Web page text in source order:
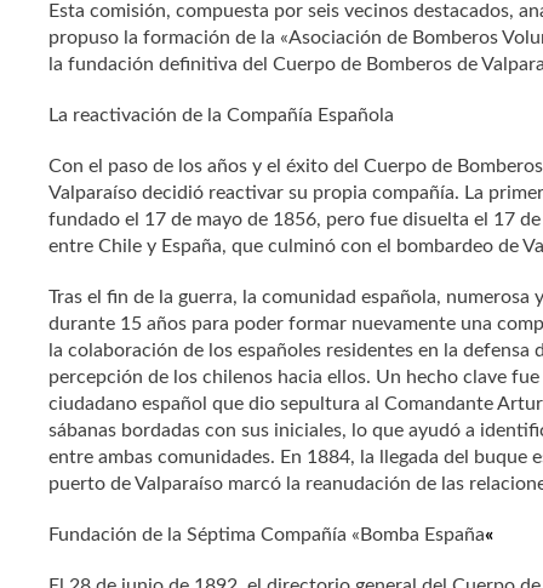
Esta comisión, compuesta por seis vecinos destacados,
propuso la formación de la «Asociación de Bomberos
la fundación definitiva del Cuerpo de Bomberos de
La reactivación de la Compañía Española
Con el paso de los años y el éxito del Cuerpo de
Valparaíso decidió reactivar su propia compañía. La
fundado el 17 de mayo de 1856, pero fue disuelta el 17
entre Chile y España, que culminó con el bombardeo de
Tras el fin de la guerra, la comunidad española,
durante 15 años para poder formar nuevamente una
la colaboración de los españoles residentes en la
percepción de los chilenos hacia ellos. Un hecho clave
ciudadano español que dio sepultura al Comandante
sábanas bordadas con sus iniciales, lo que ayudó a
entre ambas comunidades. En 1884, la llegada del buque
puerto de Valparaíso marcó la reanudación de las
Fundación de la Séptima Compañía «Bomba España«